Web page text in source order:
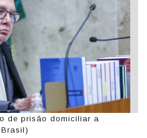
de prisão domiciliar a